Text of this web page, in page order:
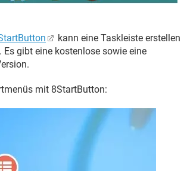
kann eine Taskleiste erstellen
Es gibt eine kostenlose sowie eine
mit 8StartButton: